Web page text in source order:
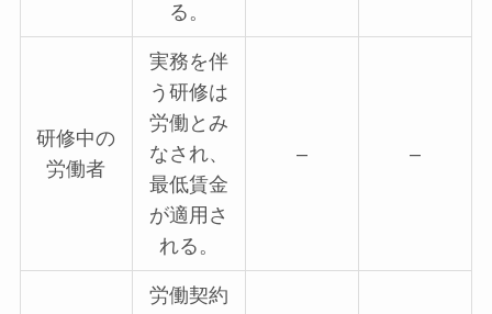
る。
研修中の
労働者
実務を伴
う研修は
労働とみ
なされ、
最低賃金
が適用さ
れる。
– –
労働契約